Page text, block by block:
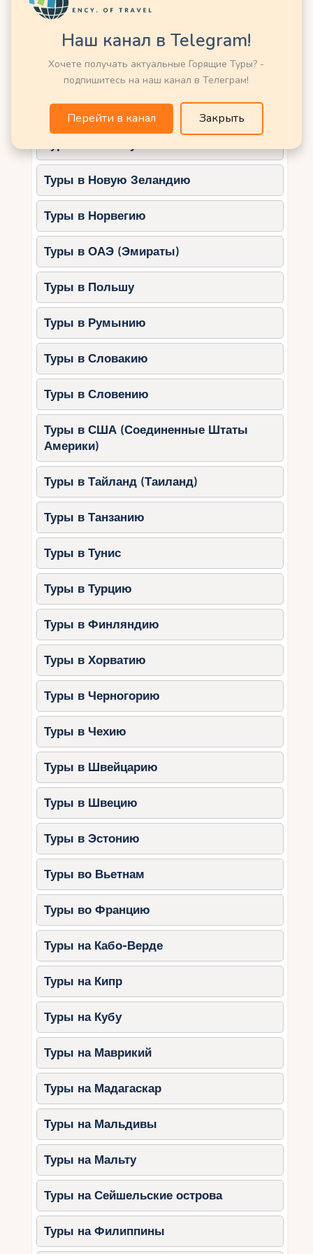
Комфортные зоны для отдыха,
водные аттракционы и пляжные
кафе.
4. Культурные
достопримечательности
Познакомьте детей с историей и культурой
Dubai Museum:
Экспозиции, рассказывающие о
традициях и истории региона.
Интерактивные зоны для детей.
Инновационные выставки, которые
будут интересны детям и
взрослым.
Деревня культур (Global Village):
Национальные павильоны,
аттракционы и шоу-программы.
5. Природные и
образовательные активности
Dubai Safari Park:
Знакомство с животными в
естественных условиях.
Образовательные программы для
детей.
Зелёный оазис Al Barari:
Прогулки по паркам, пикники и
наблюдение за птицами.
Dubai Aquarium & Underwater Zoo:
Огромный аквариум с морскими
обитателями.
Зона для наблюдения за
пингвинами.
Лучшие семейные отели для
зимнего отдыха
1. Atlantis The Palm
Собственный аквапарк, детский клуб
и аквариум.
Просторные семейные номера.
2.Jumeirah Beach Hotel
Доступ к аквапарку Wild Wadi.
Детские клубы и ежедневные
программы для детей.
3.Rove Hotels
дизайном.
Удобное расположение рядом с
основными
достопримечательностями.
Полезные советы для
зимнего отдыха с детьми
Планируйте маршрут заранее:
поможет максимально эффективно
использовать время.
Учитывайте возраст детей:
Выбирайте развлечения, которые
будут интересны вашему ребёнку.
Туры в Китай
Туры в Латвию
Туры в Марокко
Туры в Новую Зеландию
Туры в Норвегию
Туры в ОАЭ (Эмираты)
Туры в Польшу
Туры в Румынию
Туры в Словакию
Туры в Словению
Туры в США (Соединенные Штаты
Америки)
Туры в Тайланд (Таиланд)
Туры в Танзанию
Туры в Тунис
Туры в Турцию
Туры в Финляндию
Туры в Хорватию
Туры в Черногорию
Туры в Чехию
Туры в Швейцарию
Туры в Швецию
Туры в Эстонию
Туры во Вьетнам
Туры во Францию
Туры на Кабо-Верде
Туры на Кипр
Туры на Кубу
Туры на Маврикий
Туры на Мадагаскар
Туры на Мальдивы
Туры на Мальту
Туры на Сейшельские острова
Туры на Филиппины
Наш канал в Telegram!
Хочете получать актуальные Горящие Туры? -
подпишитесь на наш канал в Телеграм!
Перейти в канал Закрыть